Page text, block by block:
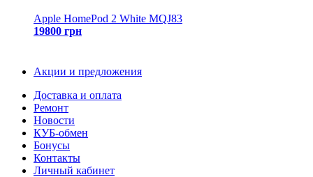
Apple HomePod 2 White MQJ83
19800 грн
Акции и предложения
Доставка и оплата
Ремонт
Новости
КУБ-обмен
Бонусы
Контакты
Личный кабинет